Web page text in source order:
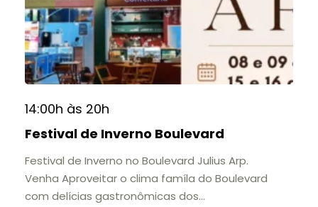
histórias e marcos que evidenciam sua
contribuição para a educação, a cultura e a
formação de gerações.
📍 Casarão Julius Arp
📅 Até 30 de setembro
11h às 17h
🎟️ Entrada gratuita.
14:00h às 20h
Festival de Inverno Boulevard
Festival de Inverno no Boulevard Julius Arp.
Venha Aproveitar o clima famíla do Boulevard
com delícias gastronômicas dos